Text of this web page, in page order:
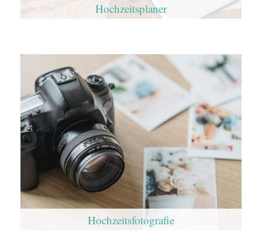
Hochzeitsplaner
Hochzeitsfotografie